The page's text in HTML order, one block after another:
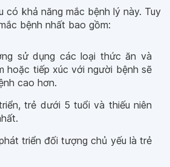
có khả năng mắc bệnh lý này. Tuy
bệnh nhất bao gồm:
sử dụng các loại thức ăn và
hoặc tiếp xúc với người bệnh sẽ
cao hơn.
trẻ dưới 5 tuổi và thiếu niên
triển đối tượng chủ yếu là trẻ